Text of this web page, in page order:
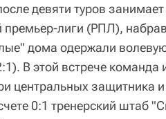
девяти туров
премьер-лиги (РПЛ),
дома одержали
В этой встрече
центральных защитника
0:1 тренерский штаб